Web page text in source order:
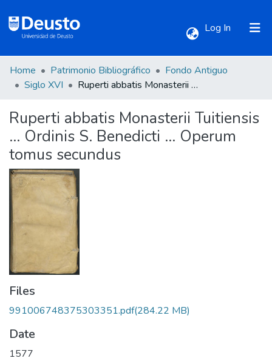
Log In (current)
Communities & Collections
All of DSpace
Statistics
Home Patrimonio Bibliográfico
Fondo Antiguo
Siglo XVI
Ruperti abbatis Monasterii Tuitiensis ... Ordinis S. Benedicti ... Operum tomus secundus
Ruperti abbatis Monasterii Tuitiensis
... Ordinis S. Benedicti ... Operum
tomus secundus
Files
991006748375303351.pdf(284.22 MB)
Date
1577